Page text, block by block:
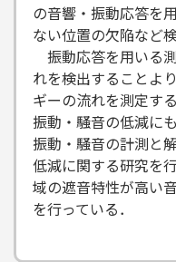
の音響・振動応答を
ない位置の欠陥など
振動応答を用いる
れを検出することよ
ギーの流れを測定す
振動・騒音の低減に
振動・騒音の計測と
低減に関する研究を
域の遮音特性が高い
を行っている．